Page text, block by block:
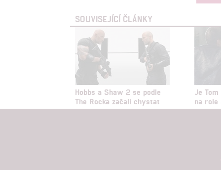
SOUVISEJÍCÍ ČLÁNKY
Hobbs a Shaw 2 se podle
The Rocka začali chystat
Je
na role